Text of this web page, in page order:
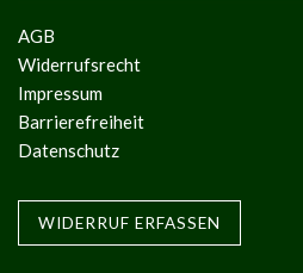
AGB
Widerrufsrecht
Impressum
Barrierefreiheit
Datenschutz
WIDERRUF ERFASSEN